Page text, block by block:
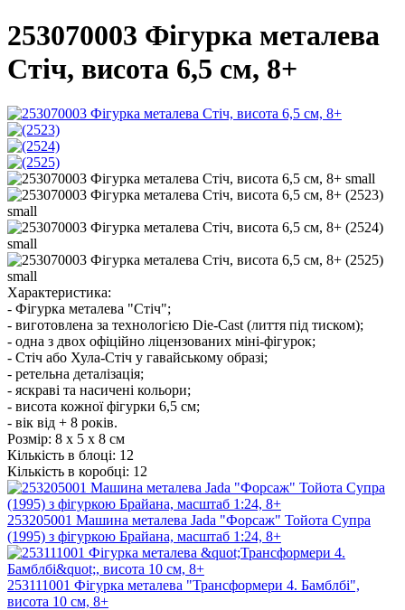
253070003 Фігурка металева
Стіч, висота 6,5 см, 8+
Характеристика:
- Фігурка металева "Стіч";
- виготовлена за технологією Die-Cast (лиття під тиском);
- одна з двох офіційно ліцензованих міні-фігурок;
- Стіч або Хула-Стіч у гавайському образі;
- ретельна деталізація;
- яскраві та насичені кольори;
- висота кожної фігурки 6,5 см;
- вік від + 8 років.
Розмір: 8 х 5 х 8 см
Кількість в блоці: 12
Кількість в коробці: 12
253205001 Машина металева Jada "Форсаж" Тойота Супра
(1995) з фігуркою Брайана, масштаб 1:24, 8+
253111001 Фігурка металева "Трансформери 4. Бамблбі",
висота 10 см, 8+